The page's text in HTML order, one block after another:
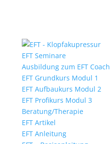
EFT Seminare
Ausbildung zum EFT Coach
EFT Grundkurs Modul 1
EFT Aufbaukurs Modul 2
EFT Profikurs Modul 3
Beratung/Therapie
EFT Artikel
EFT Anleitung